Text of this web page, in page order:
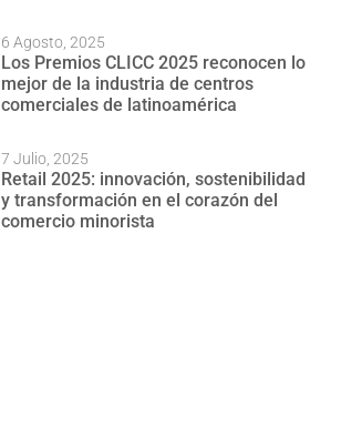
Los Premios CLICC 2025 reconocen lo
mejor de la industria de centros
comerciales de latinoamérica
6 Agosto, 2025
Retail 2025: innovación, sostenibilidad
y transformación en el corazón del
comercio minorista
7 Julio, 2025